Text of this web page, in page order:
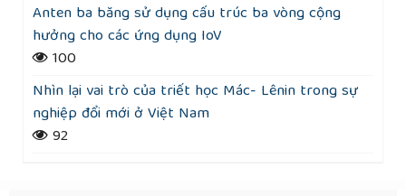
Anten ba băng sử dụng cấu trúc ba vòng cộng
hưởng cho các ứng dụng IoV
100
Nhìn lại vai trò của triết học Mác- Lênin trong sự
nghiệp đổi mới ở Việt Nam
92